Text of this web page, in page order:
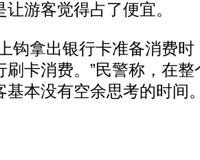
游客觉得占了便宜。
拿出银行卡准备消费时
刷卡消费。”民警称，在
基本没有空余思考的时间